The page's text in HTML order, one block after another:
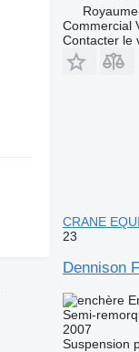
Commercial
Contacter le
CRANE
23
Dennison
Semi-
2007
Suspension